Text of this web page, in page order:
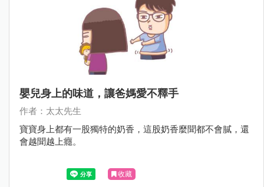
嬰兒身上的味道，讓爸媽愛不釋手
作者：太太先生
寶寶身上都有一股獨特的奶香，這股奶香麼聞都不會膩，還
會越聞越上癮。
收藏